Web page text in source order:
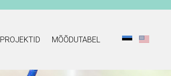
PROJEKTID MÕÕDUTABEL